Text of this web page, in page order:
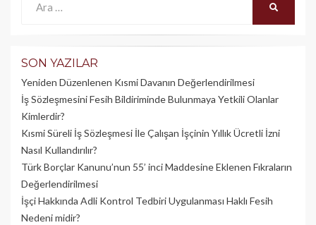
SON YAZILAR
Yeniden Düzenlenen Kısmi Davanın Değerlendirilmesi
İş Sözleşmesini Fesih Bildiriminde Bulunmaya Yetkili Olanlar
Kimlerdir?
Kısmi Süreli İş Sözleşmesi İle Çalışan İşçinin Yıllık Üc­retli İzni
Nasıl Kullandırılır?
Türk Borçlar Kanunu’nun 55’ inci Maddesine Eklenen Fıkraların
Değerlendirilmesi
İşçi Hakkında Adli Kontrol Tedbiri Uygulanması Haklı Fesih
Nedeni midir?